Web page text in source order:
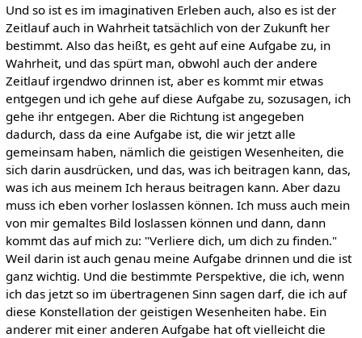
Und so ist es im imaginativen Erleben auch, also es ist der
Zeitlauf auch in Wahrheit tatsächlich von der Zukunft her
bestimmt. Also das heißt, es geht auf eine Aufgabe zu, in
Wahrheit, und das spürt man, obwohl auch der andere
Zeitlauf irgendwo drinnen ist, aber es kommt mir etwas
entgegen und ich gehe auf diese Aufgabe zu, sozusagen, ich
gehe ihr entgegen. Aber die Richtung ist angegeben
dadurch, dass da eine Aufgabe ist, die wir jetzt alle
gemeinsam haben, nämlich die geistigen Wesenheiten, die
sich darin ausdrücken, und das, was ich beitragen kann, das,
was ich aus meinem Ich heraus beitragen kann. Aber dazu
muss ich eben vorher loslassen können. Ich muss auch mein
von mir gemaltes Bild loslassen können und dann, dann
kommt das auf mich zu: "Verliere dich, um dich zu finden."
Weil darin ist auch genau meine Aufgabe drinnen und die ist
ganz wichtig. Und die bestimmte Perspektive, die ich, wenn
ich das jetzt so im übertragenen Sinn sagen darf, die ich auf
diese Konstellation der geistigen Wesenheiten habe. Ein
anderer mit einer anderen Aufgabe hat oft vielleicht die